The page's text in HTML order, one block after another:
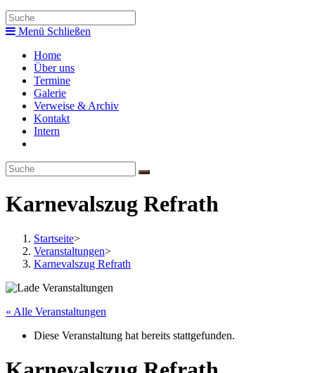
search
Menü Schließen
Home
Über uns
Termine
Galerie
Verweise & Archiv
Kontakt
Intern
search
Karnevalszug Refrath
Startseite>
Veranstaltungen>
Karnevalszug Refrath
« Alle Veranstaltungen
Diese Veranstaltung hat bereits stattgefunden.